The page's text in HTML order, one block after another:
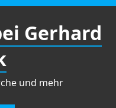
Gerhard
und mehr